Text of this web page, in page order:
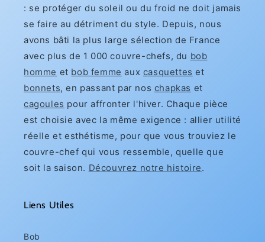
: se protéger du soleil ou du froid ne doit jamais
se faire au détriment du style. Depuis, nous
avons bâti la plus large sélection de France
avec plus de 1 000 couvre-chefs, du bob
homme et bob femme aux casquettes et
bonnets, en passant par nos chapkas et
cagoules pour affronter l'hiver. Chaque pièce
est choisie avec la même exigence : allier utilité
réelle et esthétisme, pour que vous trouviez le
couvre-chef qui vous ressemble, quelle que
soit la saison. Découvrez notre histoire.
Liens Utiles
Bob